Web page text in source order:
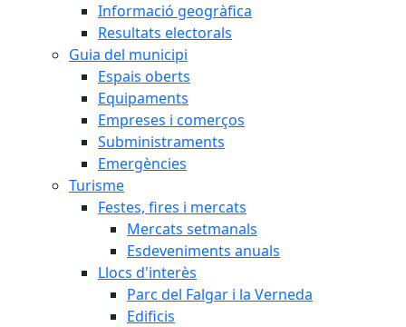
Informació geogràfica
Resultats electorals
Guia del municipi
Espais oberts
Equipaments
Empreses i comerços
Subministraments
Emergències
Turisme
Festes, fires i mercats
Mercats setmanals
Esdeveniments anuals
Llocs d'interès
Parc del Falgar i la Verneda
Edificis